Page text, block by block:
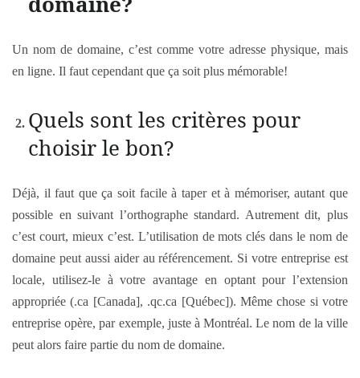
Un nom de domaine, c’est comme votre adresse physique, mais
en ligne. Il faut cependant que ça soit plus mémorable!
Quels sont les critères pour
choisir le bon?
Déjà, il faut que ça soit facile à taper et à mémoriser, autant que
possible en suivant l’orthographe standard. Autrement dit, plus
c’est court, mieux c’est. L’utilisation de mots clés dans le nom de
domaine peut aussi aider au référencement. Si votre entreprise est
locale, utilisez-le à votre avantage en optant pour l’extension
appropriée (.ca [Canada], .qc.ca [Québec]). Même chose si votre
entreprise opère, par exemple, juste à Montréal. Le nom de la ville
peut alors faire partie du nom de domaine.